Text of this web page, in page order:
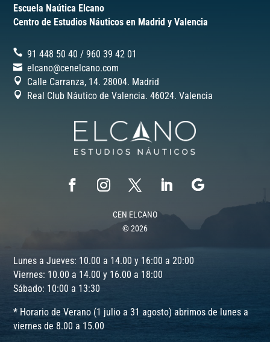
Escuela Naútica Elcano
Centro de Estudios Náuticos en Madrid y Valencia
91 448 50 40 /‎960 39 42 01
elcano@cenelcano.com
Calle Carranza, 14. 28004. Madrid
Real Club Náutico de Valencia. 46024. Valencia
CEN ELCANO
© 2026
Lunes a Jueves: 10.00 a 14.00 y 16:00 a 20:00
Viernes: 10.00 a 14.00 y 16.00 a 18:00
Sábado: 10:00 a 13:30
* Horario de Verano (1 julio a 31 agosto) abrimos de lunes a
viernes de 8.00 a 15.00